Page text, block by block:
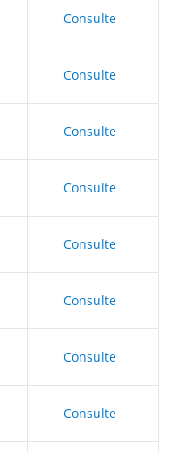
Consulte
Consulte
Consulte
Consulte
Consulte
Consulte
Consulte
Consulte